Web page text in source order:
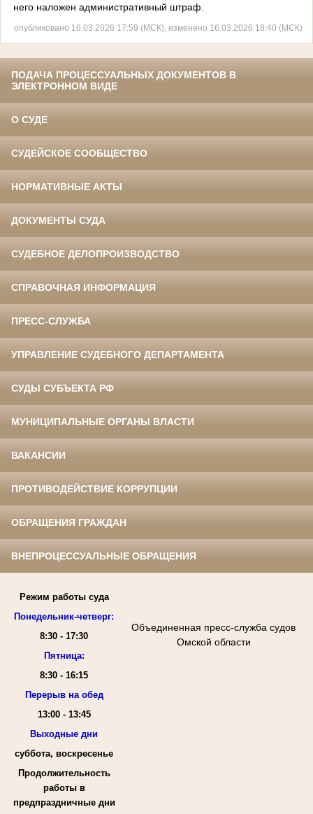
него наложен административный штраф.
опубликовано 16.03.2026 17:59 (МСК), изменено 16.03.2026 18:40 (МСК)
ПОДАЧА ПРОЦЕССУАЛЬНЫХ ДОКУМЕНТОВ В
ЭЛЕКТРОННОМ ВИДЕ
О СУДЕ
СУДЕЙСКОЕ СООБЩЕСТВО
НОРМАТИВНЫЕ АКТЫ
ДОКУМЕНТЫ СУДА
СУДЕБНОЕ ДЕЛОПРОИЗВОДСТВО
СПРАВОЧНАЯ ИНФОРМАЦИЯ
ПРЕСС-СЛУЖБА
УПРАВЛЕНИЕ СУДЕБНОГО ДЕПАРТАМЕНТА
СУДЫ СУБЪЕКТА РФ
МУНИЦИПАЛЬНЫЕ ОРГАНЫ ВЛАСТИ
ВАКАНСИИ
ПРОТИВОДЕЙСТВИЕ КОРРУПЦИИ
ОБРАЩЕНИЯ ГРАЖДАН
ВНЕПРОЦЕССУАЛЬНЫЕ ОБРАЩЕНИЯ
Режим работы суда
Понедельник-четверг:
8:30 - 17:30
Пятница:
8:30 - 16:15
Перерыв на обед
13:00 - 13:45
Выходные дни
суббота, воскресенье
Продолжительность
работы в
предпраздничные дни
Объединенная пресс-служба судов
Омской области